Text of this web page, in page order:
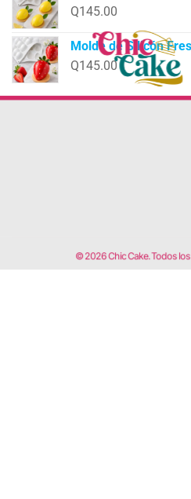
Q145.00
Molde de Silicón
Q145.00
© 2026 Chic Cake. Todos